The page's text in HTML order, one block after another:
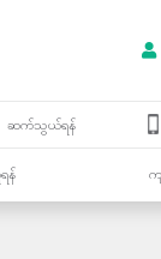
ဆက်သွယ်ရန်
န် က